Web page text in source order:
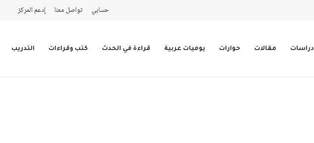
حسابي تواصل معنا إدعم المركز
دراسات مقالات حوارات يوميات عربية قراءة في الحدث كتب وقراءات التدريب